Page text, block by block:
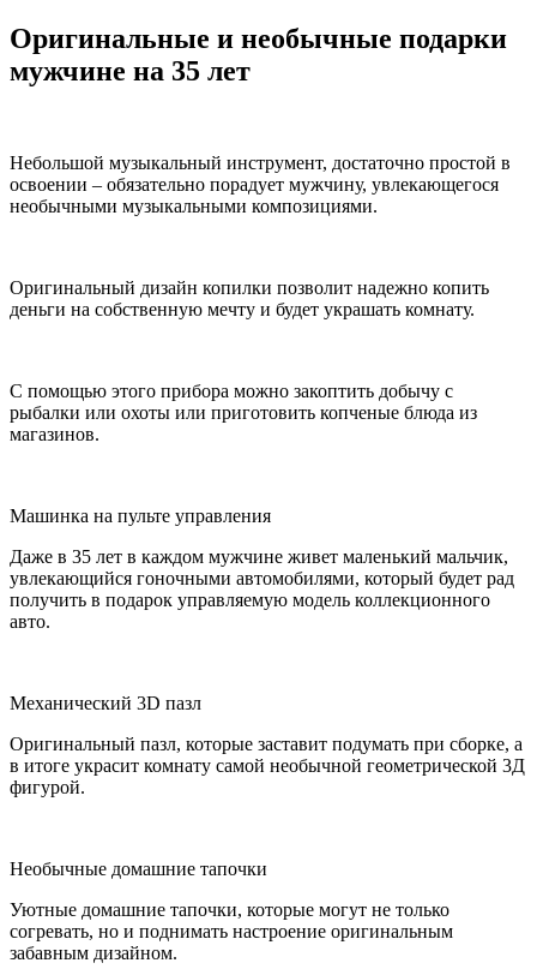
Оригинальные и необычные подарки
мужчине на 35 лет
Небольшой музыкальный инструмент, достаточно простой в
освоении – обязательно порадует мужчину, увлекающегося
необычными музыкальными композициями.
Оригинальный дизайн копилки позволит надежно копить
деньги на собственную мечту и будет украшать комнату.
С помощью этого прибора можно закоптить добычу с
рыбалки или охоты или приготовить копченые блюда из
магазинов.
Машинка на пульте управления
Даже в 35 лет в каждом мужчине живет маленький мальчик,
увлекающийся гоночными автомобилями, который будет рад
получить в подарок управляемую модель коллекционного
авто.
Механический 3D пазл
Оригинальный пазл, которые заставит подумать при сборке, а
в итоге украсит комнату самой необычной геометрической 3Д
фигурой.
Необычные домашние тапочки
Уютные домашние тапочки, которые могут не только
согревать, но и поднимать настроение оригинальным
забавным дизайном.